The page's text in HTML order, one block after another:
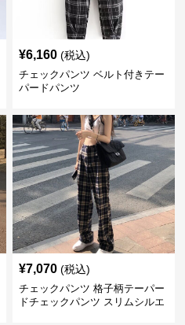
¥6,160 (税込)
チェックパンツ ベルト付きテー
パードパンツ
¥7,070 (税込)
チェックパンツ 格子柄テーパー
ドチェックパンツ スリムシルエ